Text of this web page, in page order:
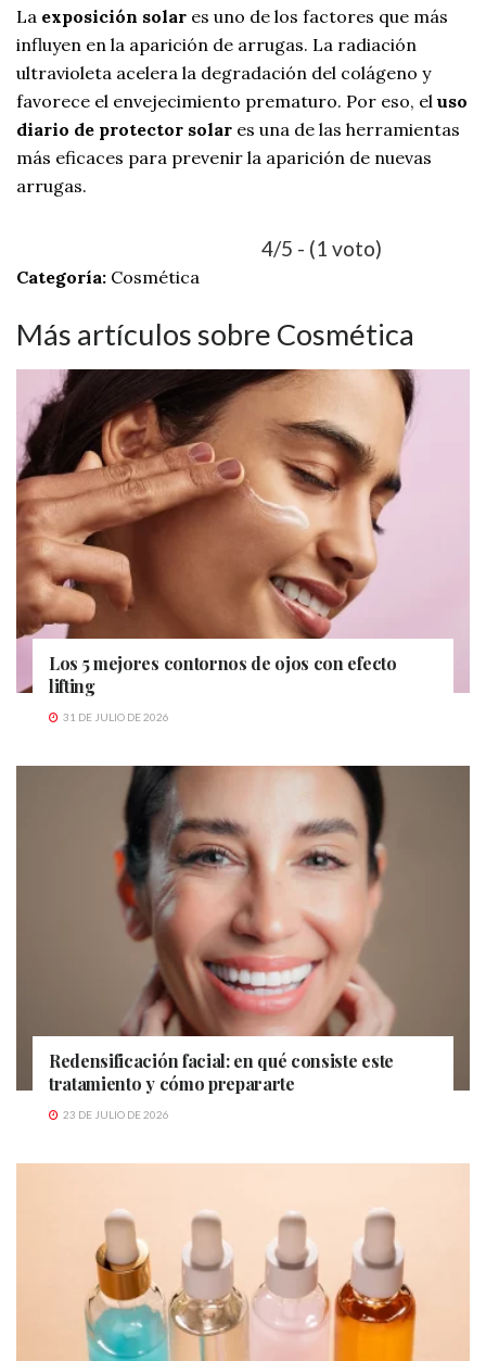
La exposición solar es uno de los factores que más
influyen en la aparición de arrugas. La radiación
ultravioleta acelera la degradación del colágeno y
favorece el envejecimiento prematuro. Por eso, eluso
diario de protector solar es una de las herramientas
más eficaces para prevenir la aparición de nuevas
arrugas.
4/5 - (1 voto)
Categoría: Cosmética
Más artículos sobre Cosmética
Los 5 mejores contornos de ojos con efecto
lifting
31 DE JULIO DE 2026
Redensificación facial: en qué consiste este
tratamiento y cómo prepararte
23 DE JULIO DE 2026